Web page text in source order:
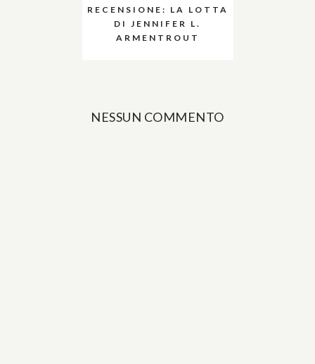
RECENSIONE: LA LOTTA
DI JENNIFER L.
ARMENTROUT
NESSUN COMMENTO